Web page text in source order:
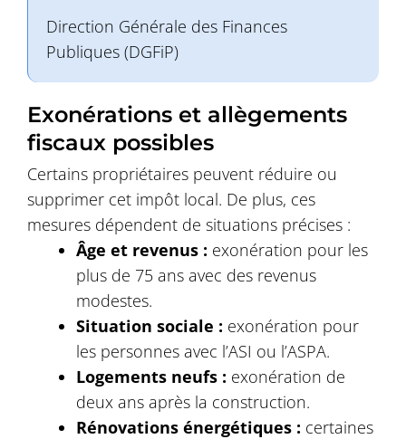
Direction Générale des Finances
Publiques (DGFiP)
Exonérations et allègements
fiscaux possibles
Certains propriétaires peuvent réduire ou
supprimer cet impôt local. De plus, ces
mesures dépendent de situations précises :
Âge et revenus : exonération pour les
plus de 75 ans avec des revenus
modestes.
Situation sociale : exonération pour
les personnes avec l’ASI ou l’ASPA.
Logements neufs : exonération de
deux ans après la construction.
Rénovations énergétiques : certaines